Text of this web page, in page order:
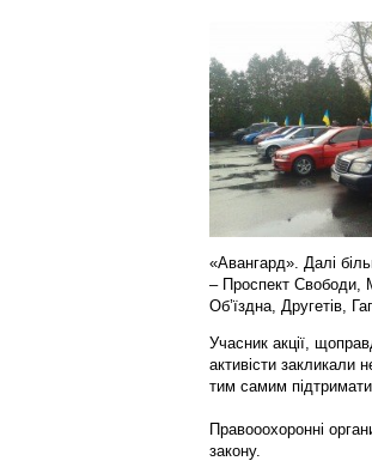
«Авангард». Далі
– Проспект Свободи,
Об’їздна, Другетів,
Учасник акції,
активісти закликали
тим самим
Правооохоронні
закону.